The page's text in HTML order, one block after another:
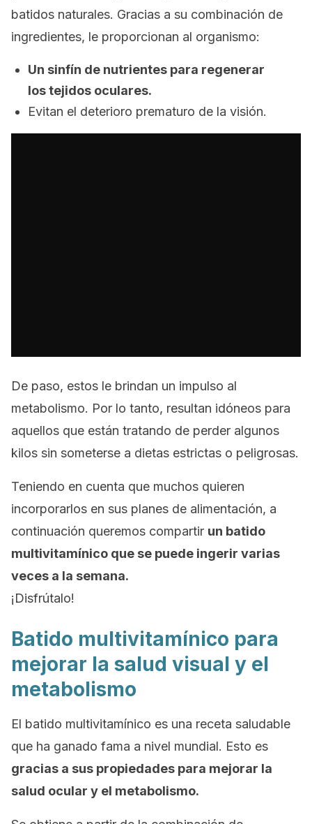
batidos naturales. Gracias a su combinación de
ingredientes, le proporcionan al organismo:
Un sinfín de nutrientes para regenerar
los tejidos oculares.
Evitan el deterioro prematuro de la visión.
De paso, estos le brindan un impulso al
metabolismo. Por lo tanto, resultan idóneos para
aquellos que están tratando de perder algunos
kilos sin someterse a dietas estrictas o peligrosas.
Teniendo en cuenta que muchos quieren
incorporarlos en sus planes de alimentación, a
continuación queremos compartir un batido
multivitamínico que se puede ingerir varias
veces a la semana.
¡Disfrútalo!
Batido multivitamínico para
mejorar la salud visual y el
metabolismo
El batido multivitamínico es una receta saludable
que ha ganado fama a nivel mundial. Esto es
gracias a sus propiedades para mejorar la
salud ocular y el metabolismo.